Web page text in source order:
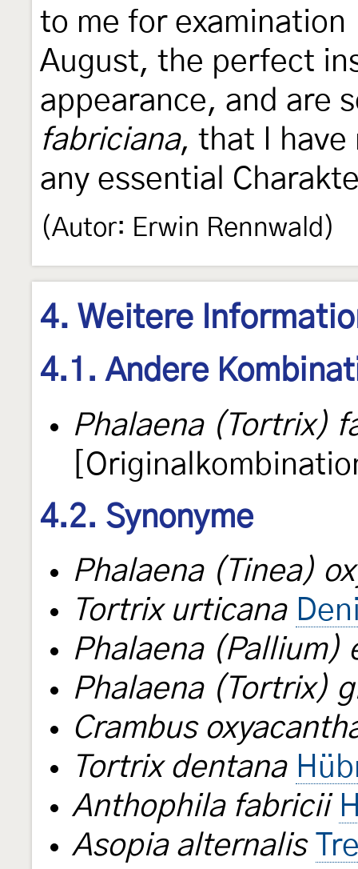
to me for
August, the perfect
appearance, and are
fabriciana, that I have
any essential
(Autor: Erwin Rennwald)
4. Weitere
4.1. Andere
Phalaena (Tortrix)
4.2. Synonyme
Phalaena (Tinea)
Tortrix urticana
Phalaena (Pallium)
Phalaena (Tortrix)
Crambus
Tortrix dentana
Anthophila fabricii
Asopia alternalis